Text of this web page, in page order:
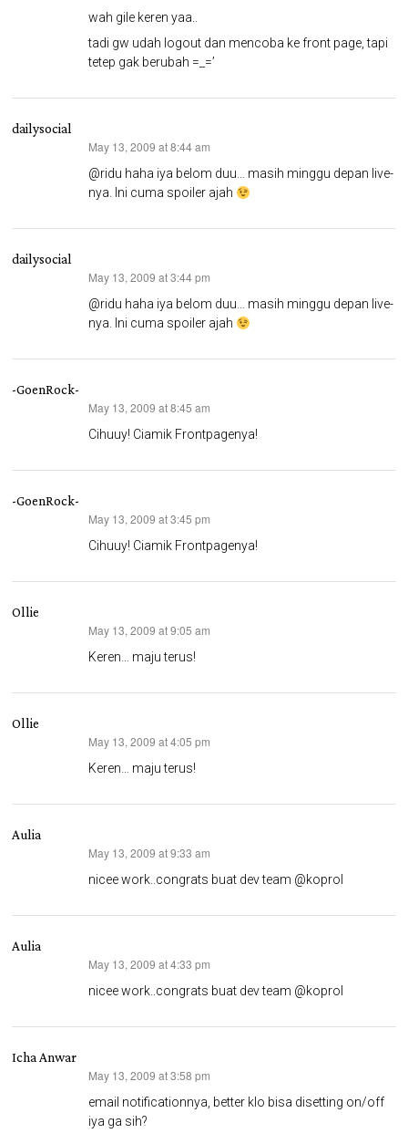
wah gile keren yaa..
tadi gw udah logout dan mencoba ke front page, tapi
tetep gak berubah =_=’
dailysocial
May 13, 2009 at 8:44 am
@ridu haha iya belom duu… masih minggu depan live-
nya. Ini cuma spoiler ajah
dailysocial
May 13, 2009 at 3:44 pm
@ridu haha iya belom duu… masih minggu depan live-
nya. Ini cuma spoiler ajah
-GoenRock-
May 13, 2009 at 8:45 am
Cihuuy! Ciamik Frontpagenya!
-GoenRock-
May 13, 2009 at 3:45 pm
Cihuuy! Ciamik Frontpagenya!
Ollie
May 13, 2009 at 9:05 am
Keren… maju terus!
Ollie
May 13, 2009 at 4:05 pm
Keren… maju terus!
Aulia
May 13, 2009 at 9:33 am
nicee work..congrats buat dev team @koprol
Aulia
May 13, 2009 at 4:33 pm
nicee work..congrats buat dev team @koprol
Icha Anwar
May 13, 2009 at 3:58 pm
email notificationnya, better klo bisa disetting on/off
iya ga sih?